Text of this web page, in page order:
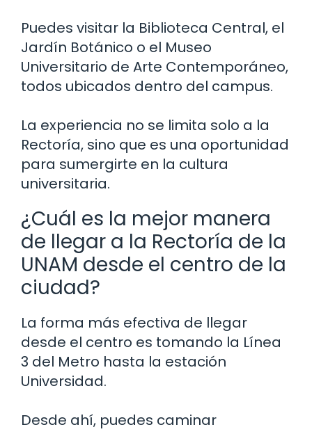
Puedes visitar la Biblioteca Central, el
Jardín Botánico o el Museo
Universitario de Arte Contemporáneo,
todos ubicados dentro del campus.
La experiencia no se limita solo a la
Rectoría, sino que es una oportunidad
para sumergirte en la cultura
universitaria.
¿Cuál es la mejor manera
de llegar a la Rectoría de la
UNAM desde el centro de la
ciudad?
La forma más efectiva de llegar
desde el centro es tomando la Línea
3 del Metro hasta la estación
Universidad.
Desde ahí, puedes caminar